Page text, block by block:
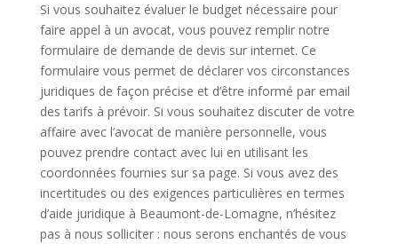
Si vous souhaitez évaluer le budget nécessaire pour
faire appel à un avocat, vous pouvez remplir notre
formulaire de demande de devis sur internet. Ce
formulaire vous permet de déclarer vos circonstances
juridiques de façon précise et d’être informé par email
des tarifs à prévoir. Si vous souhaitez discuter de votre
affaire avec l’avocat de manière personnelle, vous
pouvez prendre contact avec lui en utilisant les
coordonnées fournies sur sa page. Si vous avez des
incertitudes ou des exigences particulières en termes
d’aide juridique à Beaumont-de-Lomagne, n’hésitez
pas à nous solliciter : nous serons enchantés de vous